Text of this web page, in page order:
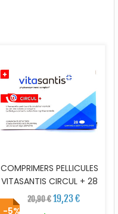
COMPRIMERS PELLICULES
VITASANTIS CIRCUL + 28
20,90 €19,23 €
-5%